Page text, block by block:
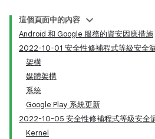
這個頁面中的內容
Android 和 Google 服務的資安因應措施
2022-10-01 安全性修補程式等級安全
架構
媒體架構
系統
Google Play 系統更新
2022-10-05 安全性修補程式等級安全
Kernel